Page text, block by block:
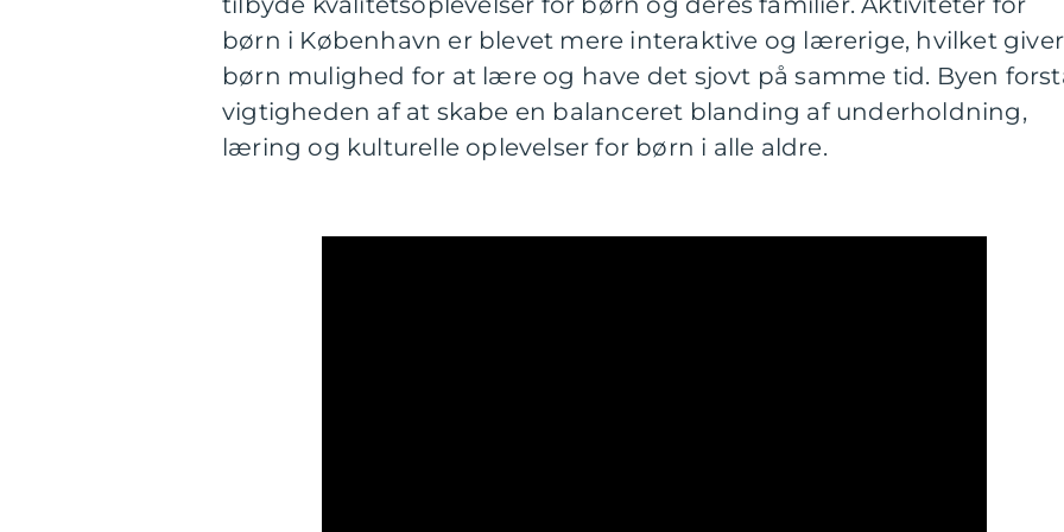
børn i København er blevet mere interaktive og lærerige, hvilket giver
børn mulighed for at lære og have det sjovt på samme tid. Byen
vigtigheden af at skabe en balanceret blanding af underholdning,
læring og kulturelle oplevelser for børn i alle aldre.